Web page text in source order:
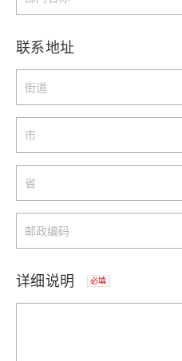
联系地址
详细说明 必填